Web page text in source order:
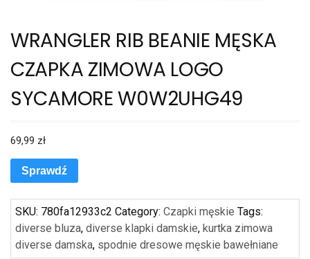
WRANGLER RIB BEANIE MĘSKA
CZAPKA ZIMOWA LOGO
SYCAMORE W0W2UHG49
69,99 zł
Sprawdź
SKU: 780fa12933c2 Category: Czapki męskie Tags:
diverse bluza, diverse klapki damskie, kurtka zimowa
diverse damska, spodnie dresowe męskie bawełniane